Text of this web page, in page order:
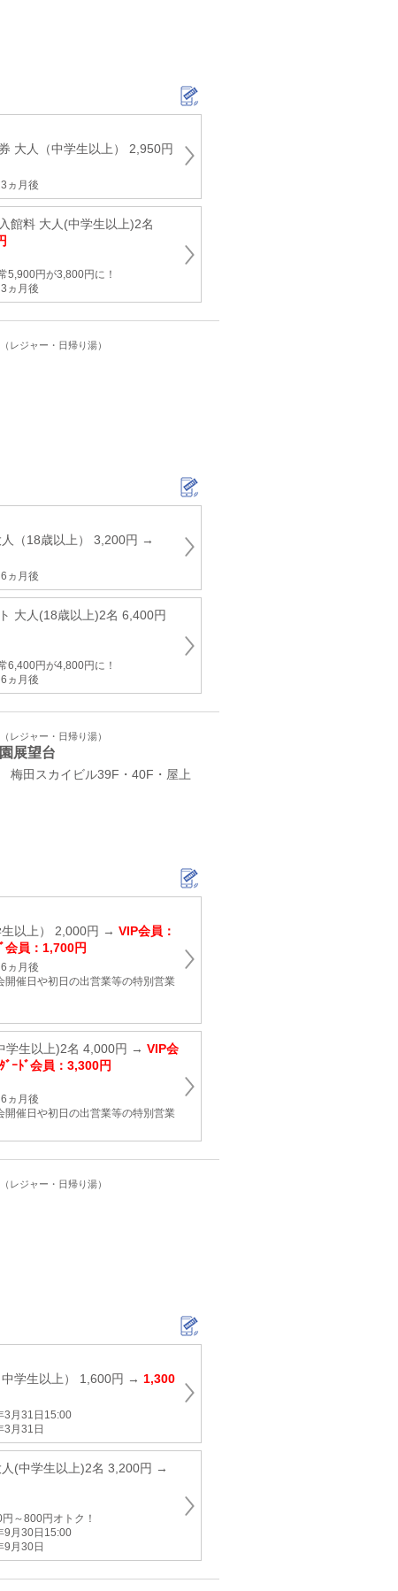
大人（中学生以上） 2,950円
ヵ月後
館料 大人(中学生以上)2名
5,900円が3,800円に！
ヵ月後
レジャー・日帰り湯）
人（18歳以上） 3,200円 →
ヵ月後
大人(18歳以上)2名 6,400円
6,400円が4,800円に！
ヵ月後
レジャー・日帰り湯）
展望台
梅田スカイビル39F・40F・屋上
生以上） 2,000円 → VIP会員：
会員：1,700円
ヵ月後
催日や初日の出営業等の特別営業
学生以上)2名 4,000円 → VIP会
ﾞｰﾄﾞ会員：3,300円
ヵ月後
催日や初日の出営業等の特別営業
レジャー・日帰り湯）
学生以上） 1,600円 → 1,300
3月31日15:00
3月31日
(中学生以上)2名 3,200円 →
～800円オトク！
9月30日15:00
9月30日